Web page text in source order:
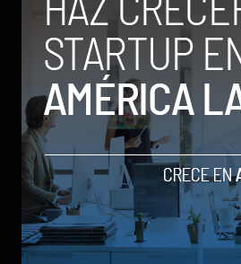
Parte de un cohete de Elon
Luna tras más de un año a la
by Social Geek
Actualidad